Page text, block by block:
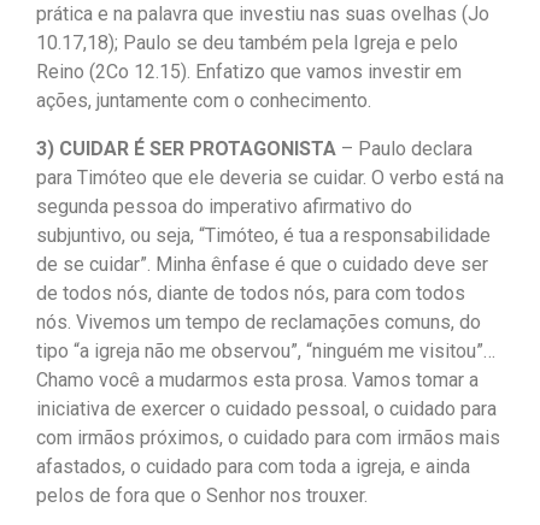
prática e na palavra que investiu nas suas ovelhas (Jo
10.17,18); Paulo se deu também pela Igreja e pelo
Reino (2Co 12.15). Enfatizo que vamos investir em
ações, juntamente com o conhecimento.
3) CUIDAR É SER PROTAGONISTA – Paulo declara
para Timóteo que ele deveria se cuidar. O verbo está na
segunda pessoa do imperativo afirmativo do
subjuntivo, ou seja, “Timóteo, é tua a responsabilidade
de se cuidar”. Minha ênfase é que o cuidado deve ser
de todos nós, diante de todos nós, para com todos
nós. Vivemos um tempo de reclamações comuns, do
tipo “a igreja não me observou”, “ninguém me visitou”…
Chamo você a mudarmos esta prosa. Vamos tomar a
iniciativa de exercer o cuidado pessoal, o cuidado para
com irmãos próximos, o cuidado para com irmãos mais
afastados, o cuidado para com toda a igreja, e ainda
pelos de fora que o Senhor nos trouxer.